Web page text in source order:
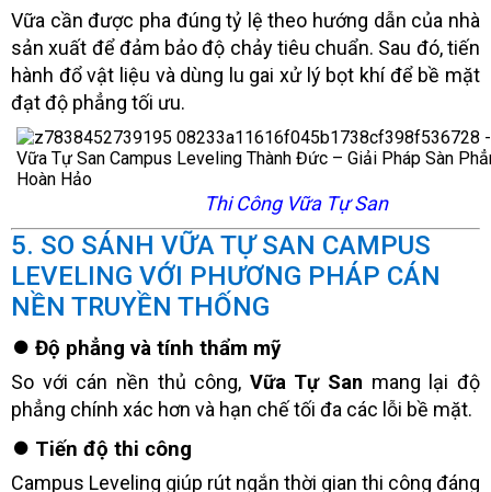
Vữa cần được pha đúng tỷ lệ theo hướng dẫn của nhà
sản xuất để đảm bảo độ chảy tiêu chuẩn. Sau đó, tiến
hành đổ vật liệu và dùng lu gai xử lý bọt khí để bề mặt
đạt độ phẳng tối ưu.
Thi Công Vữa Tự San
5. SO SÁNH VỮA TỰ SAN CAMPUS
LEVELING VỚI PHƯƠNG PHÁP CÁN
NỀN TRUYỀN THỐNG
⏺️ Độ phẳng và tính thẩm mỹ
So với cán nền thủ công, Vữa Tự San mang lại độ
phẳng chính xác hơn và hạn chế tối đa các lỗi bề mặt.
⏺️ Tiến độ thi công
Campus Leveling giúp rút ngắn thời gian thi công đáng